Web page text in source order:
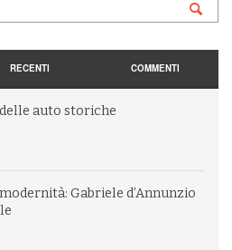
RECENTI COMMENTI
auto storiche
Gabriele d’Annunzio